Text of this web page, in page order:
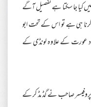
کیا جا سکتا ہے تفصیل آگے
ہی ہے تو اس کے تحت ابو
عورت کے علاوہ لونڈی کے
صاحب نے گڈ مڈ کر کے